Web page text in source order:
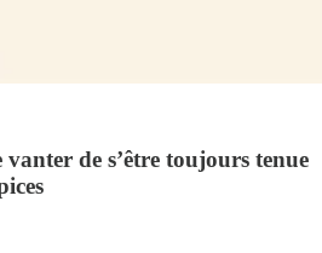
de s’être toujours tenue